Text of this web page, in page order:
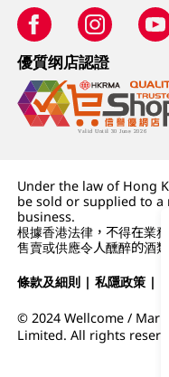
優質纲店認證
Under the law of Hong
be sold or supplied to
business.
根據香港法律，不得在業
售賣或供應令人醺醉的酒
條款及細則 |私隱政策 |
© 2024 Wellcome /
Limited. All rights